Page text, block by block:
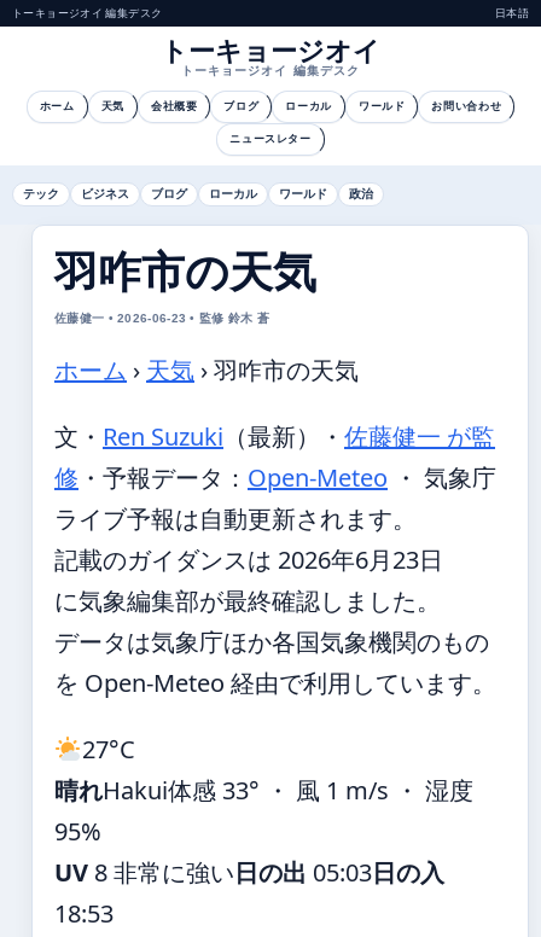
トーキョージオイ 編集デスク 日本語
トーキョージオイ
トーキョージオイ 編集デスク
ホーム 天気 会社概要 ブログ ローカル ワールド お問い合わせ
ニュースレター
テック ビジネス ブログ ローカル ワールド 政治
羽咋市の天気
佐藤健一 • 2026-06-23 • 監修 鈴木 蒼
ホーム › 天気 ›羽咋市の天気
文・ Ren Suzuki （最新） ・ 佐藤健一 が監
修 ・ 予報データ： Open-Meteo ・ 気象庁
ライブ予報は自動更新されます。
記載のガイダンスは 2026年6月23日
に気象編集部が最終確認しました。
データは気象庁ほか各国気象機関のもの
を Open-Meteo 経由で利用しています。
27°C
晴れHakui体感 33° ・ 風 1 m/s ・ 湿度
95%
UV 8 非常に強い日の出 05:03日の入
18:53